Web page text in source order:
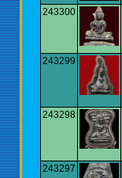
243300
243299
243298
243297